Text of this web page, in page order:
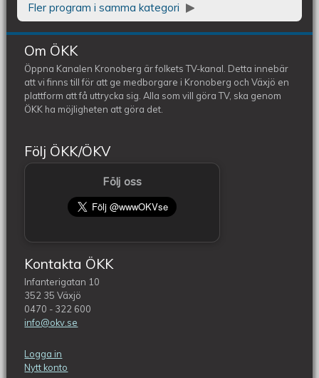
Fler program i samma kategori
Om ÖKK
Öppna Kanalen Kronoberg är folkets TV-kanal. Detta innebär
att vi finns till för att ge medborgare i Kronoberg och Växjö en
plattform att få uttrycka sig. Alla som vill göra TV, ska genom
ÖKK ha möjligheten att göra det.
Följ ÖKK/ÖKV
Följ oss
Kontakta ÖKK
Infanterigatan 10
352 35 Växjö
0470 - 322 600
info@okv.se
Logga in
Nytt konto